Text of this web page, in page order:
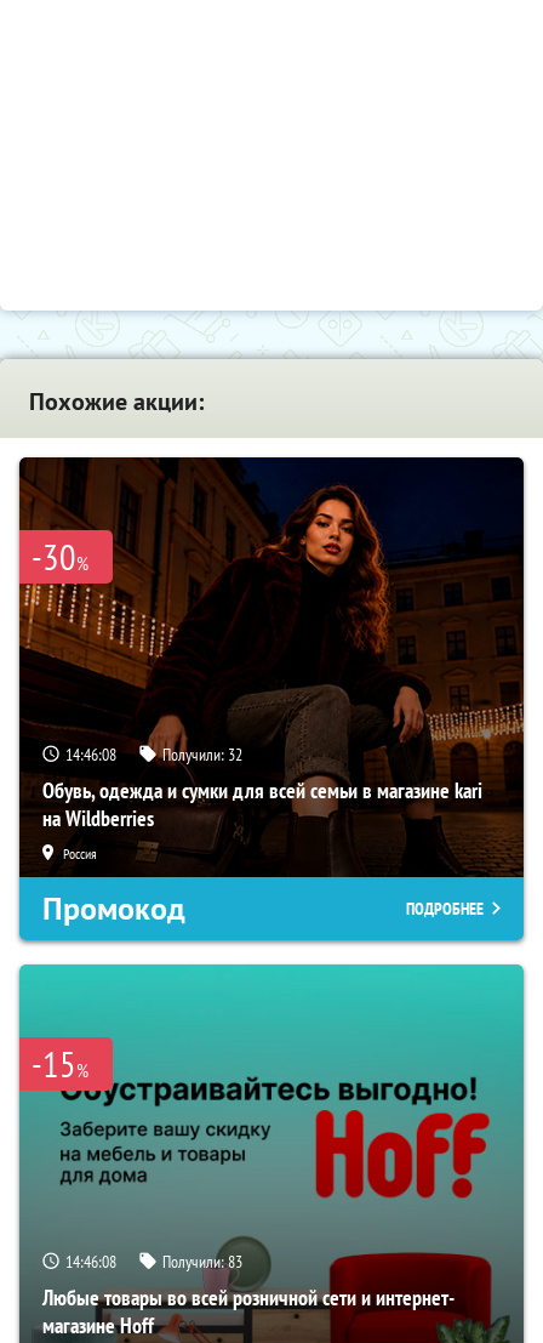
Похожие акции:
-30%
14:46:07 Получили: 32
Обувь, одежда и сумки для всей семьи в магазине kari
на Wildberries
Россия
Промокод ПОДРОБНЕЕ
-15%
14:46:07 Получили:83
Любые товары во всей розничной сети и интернет-
магазине Hoff